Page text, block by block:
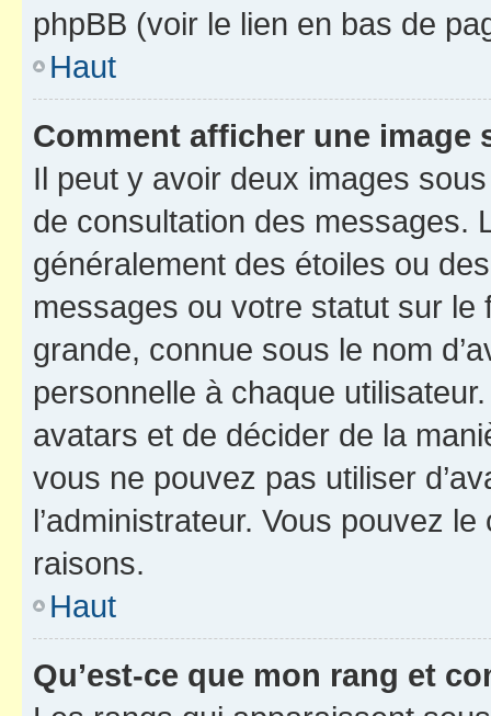
phpBB (voir le lien en bas de
Haut
Comment afficher une image
Il peut y avoir deux images
de consultation des messages.
généralement des étoiles ou
messages ou votre statut sur
grande, connue sous le nom
personnelle à chaque utilisateur.
avatars et de décider de la
vous ne pouvez pas utiliser
l’administrateur. Vous pouvez
raisons.
Haut
Qu’est-ce que mon rang et